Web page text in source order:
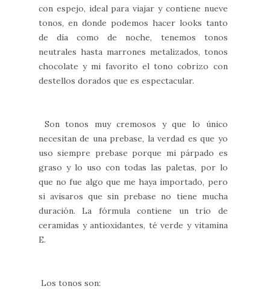
con espejo, ideal para viajar y contiene nueve
tonos, en donde podemos hacer looks tanto
de día como de noche, tenemos tonos
neutrales hasta marrones metalizados, tonos
chocolate y mi favorito el tono cobrizo con
destellos dorados que es espectacular.
Son tonos muy cremosos y que lo único
necesitan de una prebase, la verdad es que yo
uso siempre prebase porque mi párpado es
graso y lo uso con todas las paletas, por lo
que no fue algo que me haya importado, pero
si avisaros que sin prebase no tiene mucha
duración. La fórmula contiene un trío de
ceramidas y antioxidantes, té verde y vitamina
E.
Los tonos son: